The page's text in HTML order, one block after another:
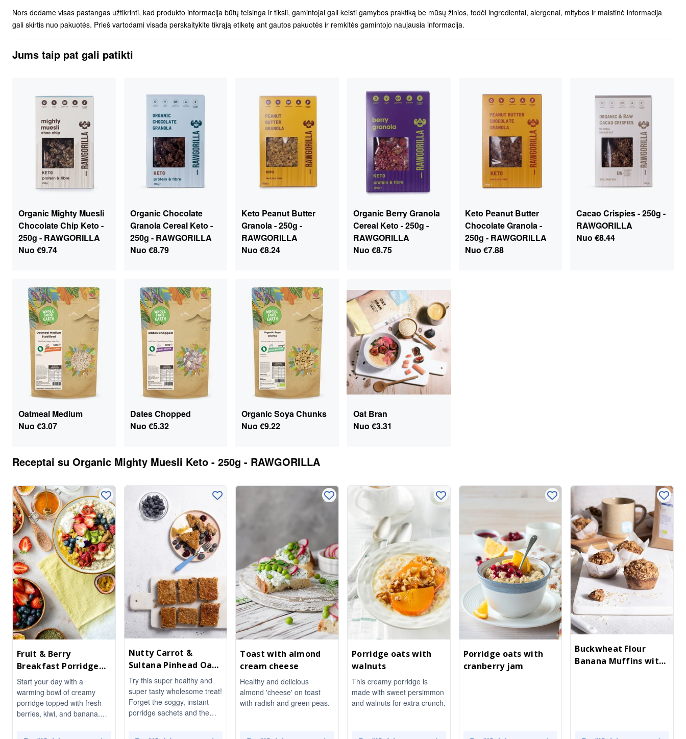
Nors dedame visas pastangas užtikrinti, kad produkto informacija būtų teisinga ir tiksli, gamintojai gali keisti gamybos praktiką be mūsų žinios, todėl ingredientai, alergenai, mitybos ir maistinė informacija
gali skirtis nuo pakuotės. Prieš vartodami visada perskaitykite tikrąją etiketę ant gautos pakuotės ir remkitės gamintojo naujausia informacija.
Jums taip pat gali patikti
Organic Mighty Muesli
Chocolate Chip Keto -
250g - RAWGORILLA
Nuo €9.74
Organic Chocolate
Granola Cereal Keto -
250g - RAWGORILLA
Nuo €8.79
Keto Peanut Butter
Granola - 250g -
RAWGORILLA
Nuo €8.24
Organic Berry Granola
Cereal Keto - 250g -
RAWGORILLA
Nuo €8.75
Keto Peanut Butter
Chocolate Granola -
250g - RAWGORILLA
Nuo €7.88
Cacao Crispies - 250g -
RAWGORILLA
Nuo €8.44
Oatmeal Medium
Nuo €3.07
Dates Chopped
Nuo €5.32
Organic Soya Chunks
Nuo €9.22
Oat Bran
Nuo €3.31
Receptai su Organic Mighty Muesli Keto - 250g - RAWGORILLA
Fruit & Berry
Breakfast Porridge
Bowl
Start your day with a
warming bowl of creamy
porridge topped with fresh
berries, kiwi, and banana.
Nutty Carrot &
Sultana Pinhead Oats
Breakfast Tray Bake
Try this super healthy and
super tasty wholesome treat!
Forget the soggy, instant
porridge sachets and the
Toast with almond
cream cheese
Healthy and delicious
almond 'cheese' on toast
with radish and green peas.
Porridge oats with
walnuts
This creamy porridge is
made with sweet persimmon
and walnuts for extra crunch.
Porridge oats with
cranberry jam
Buckwheat Flour
Banana Muffins with